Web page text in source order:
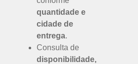
quantidade e
cidade de
entrega.
Consulta de
disponibilidade,